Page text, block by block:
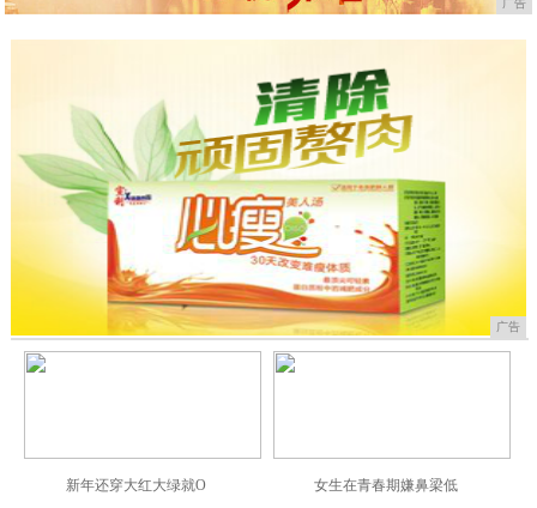
广告
广告
新年还穿大红大绿就O 女生在青春期嫌鼻梁低